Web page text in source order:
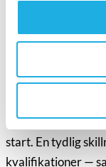
att lyckas i rollen?
vilka krav bygger
Det fortsätter i
som inte är
start. En tydlig
kvalifikationer —